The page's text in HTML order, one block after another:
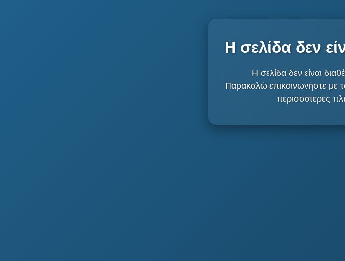
Η σελίδα δεν
Η σελίδα δεν είναι
Παρακαλώ επικοινωνήστε με
περισσότερες